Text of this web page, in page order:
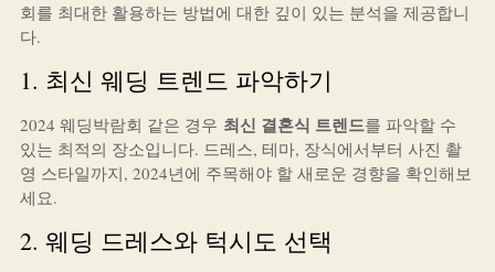
회를 최대한 활용하는 방법에 대한 깊이 있는 분석을 제공합니
다.
1. 최신 웨딩 트렌드 파악하기
2024 웨딩박람회 같은 경우 최신 결혼식 트렌드를 파악할 수
있는 최적의 장소입니다. 드레스, 테마, 장식에서부터 사진 촬
영 스타일까지, 2024년에 주목해야 할 새로운 경향을 확인해보
세요.
2. 웨딩 드레스와 턱시도 선택